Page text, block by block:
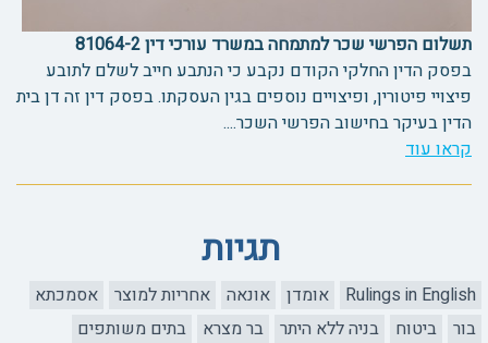
תשלום הפרשי שכר למתמחה במשרד עורכי דין 81064-2
בפסק הדין החלקי הקודם נקבע כי הנתבע חייב לשלם לתובע
פיצויי פיטורין, ופיצויים נוספים בגין העסקתו. בפסק דין זה דן בית
הדין בעיקר בחישוב הפרשי השכר....
קראו עוד
תגיות
Rulings in English אומדן אונאה אחריות למוצר
אסמכתא
בור
ביטוח בניה ללא היתר בר מצרא
בתים משותפים